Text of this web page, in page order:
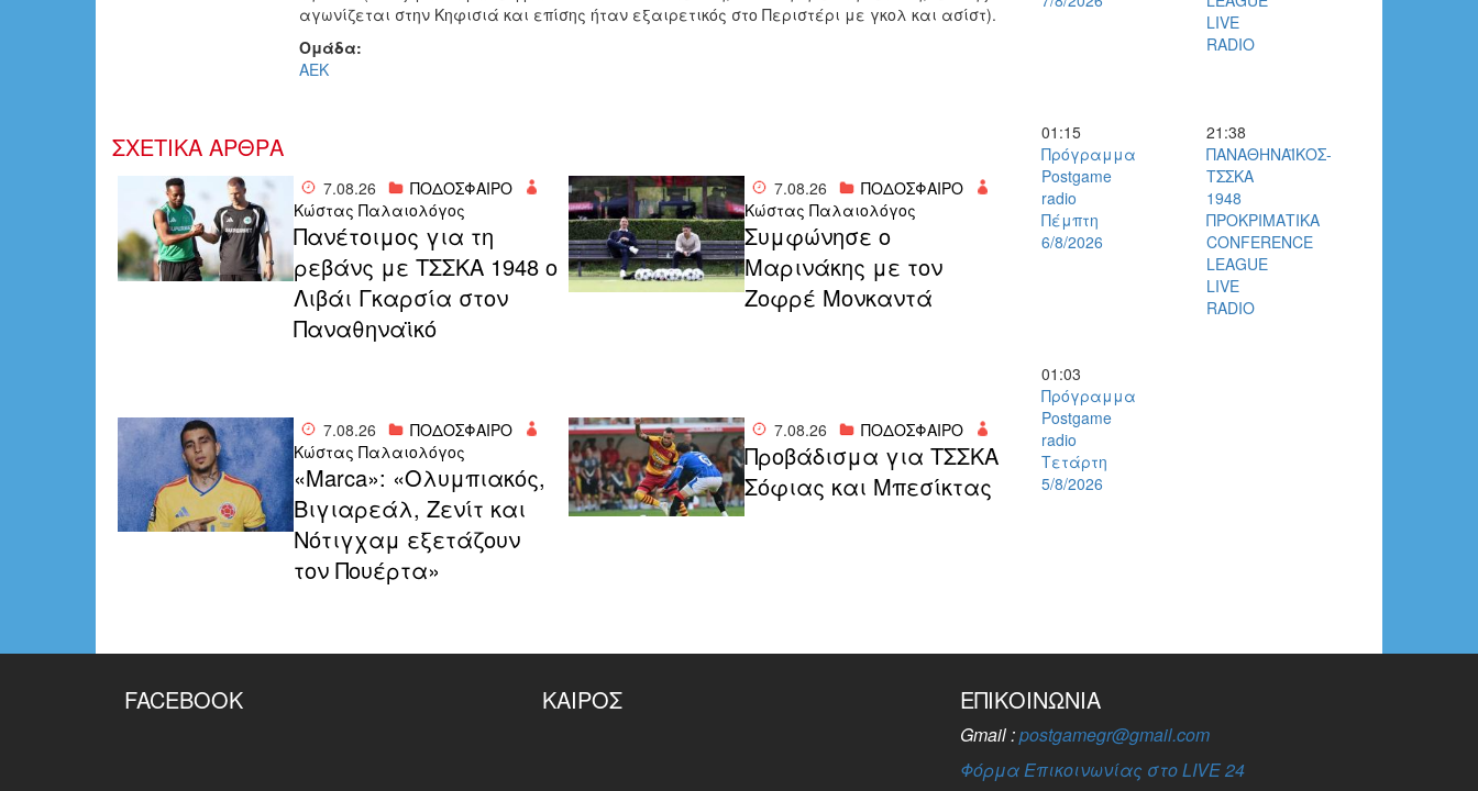
αγωνίζεται στην Κηφισιά και επίσης ήταν εξαιρετικός στο Περιστέρι με γκολ και ασίστ).
Ομάδα:
ΑΕΚ
ΣΧΕΤΙΚΑ ΑΡΘΡΑ
7.08.26
ΠΟΔΟΣΦΑΙΡΟ
Κώστας Παλαιολόγος
Πανέτοιμος για τη
ρεβάνς με ΤΣΣΚΑ 1948 ο
Λιβάι Γκαρσία στον
Παναθηναϊκό
7.08.26
ΠΟΔΟΣΦΑΙΡΟ
Κώστας Παλαιολόγος
Συμφώνησε ο
Μαρινάκης με τον
Ζοφρέ Μονκαντά
7.08.26
ΠΟΔΟΣΦΑΙΡΟ
Κώστας Παλαιολόγος
«Μarca»: «Ολυμπιακός,
Βιγιαρεάλ, Ζενίτ και
Νότιγχαμ εξετάζουν
τον Πουέρτα»
7.08.26 ΠΟΔΟΣΦΑΙΡΟ
Προβάδισμα για ΤΣΣΚΑ
Σόφιας και Μπεσίκτας
LIVE
RADIO
01:15
Πρόγραμμα
Postgame
radio
Πέμπτη
6/8/2026
21:38
ΠΑΝΑΘΗΝΑΪΚΟΣ-
ΤΣΣΚΑ
1948
ΠΡΟΚΡΙΜΑΤΙΚΑ
CONFERENCE
LEAGUE
LIVE
RADIO
01:03
Πρόγραμμα
Postgame
radio
Τετάρτη
5/8/2026
FACEBOOK ΚΑΙΡΌΣ ΕΠΙΚΟΙΝΩΝΊΑ
Gmail :postgamegr@gmail.com
Φόρμα Επικοινωνίας στο LIVE 24